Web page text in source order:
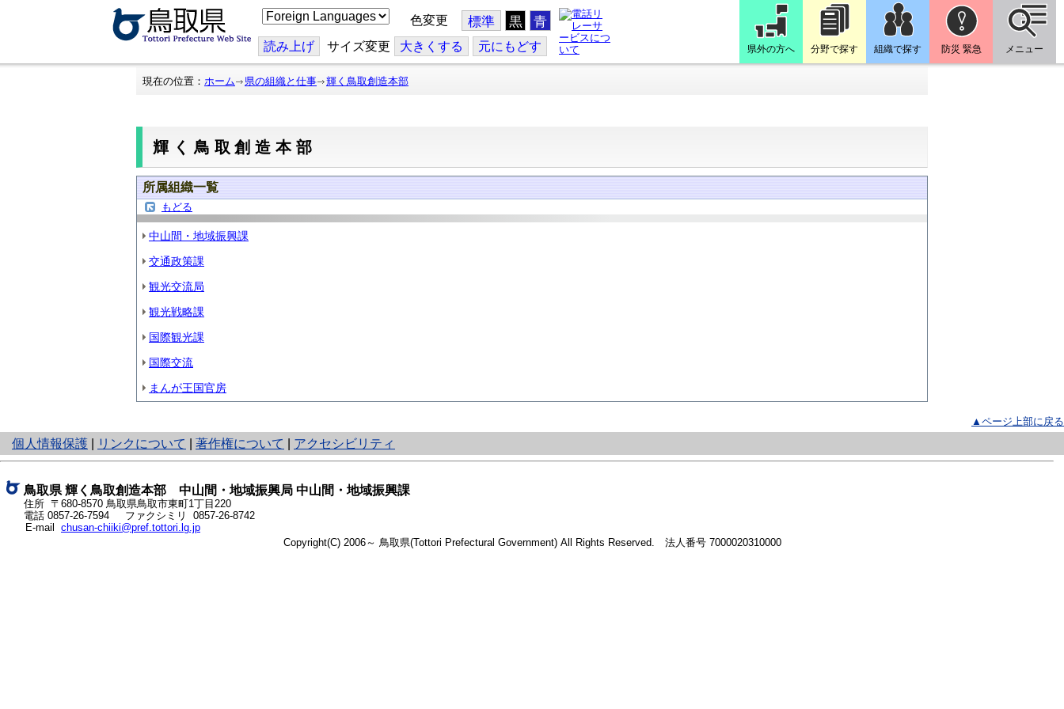
こ
の
ジ
を
翻
色変更 標準 黒 青
読み上げ サイズ変更 大きくする 元にもどす 県外の方へ 分野で探す 組織で探す 防災 緊急 メニュー
現在の位置： ホーム 県の組織と仕事 輝く鳥取創造本部
輝く鳥取創造本部
所属組織一覧
もどる
中山間・地域振興課
交通政策課
観光交流局
観光戦略課
国際観光課
国際交流
まんが王国官房
▲ページ上部に戻る
個人情報保護
と
り
ッ
ト
へ
の
リンクについて 著作権について アクセシビリティ
鳥取県 輝く鳥取創造本部 中山間・地域振興局 中山間・地域振興課
住所 〒680-8570 鳥取県鳥取市東町1丁目220
電話 0857-26-7594 ファクシミリ 0857-26-8742
E-mail chusan-chiiki@pref.tottori.lg.jp
Copyright(C) 2006～ 鳥取県(Tottori Prefectural Government) All Rights Reserved. 法人番号 7000020310000